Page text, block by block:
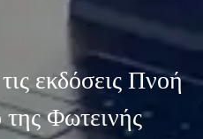
εκδόσεις Πνοή
της Φωτεινής